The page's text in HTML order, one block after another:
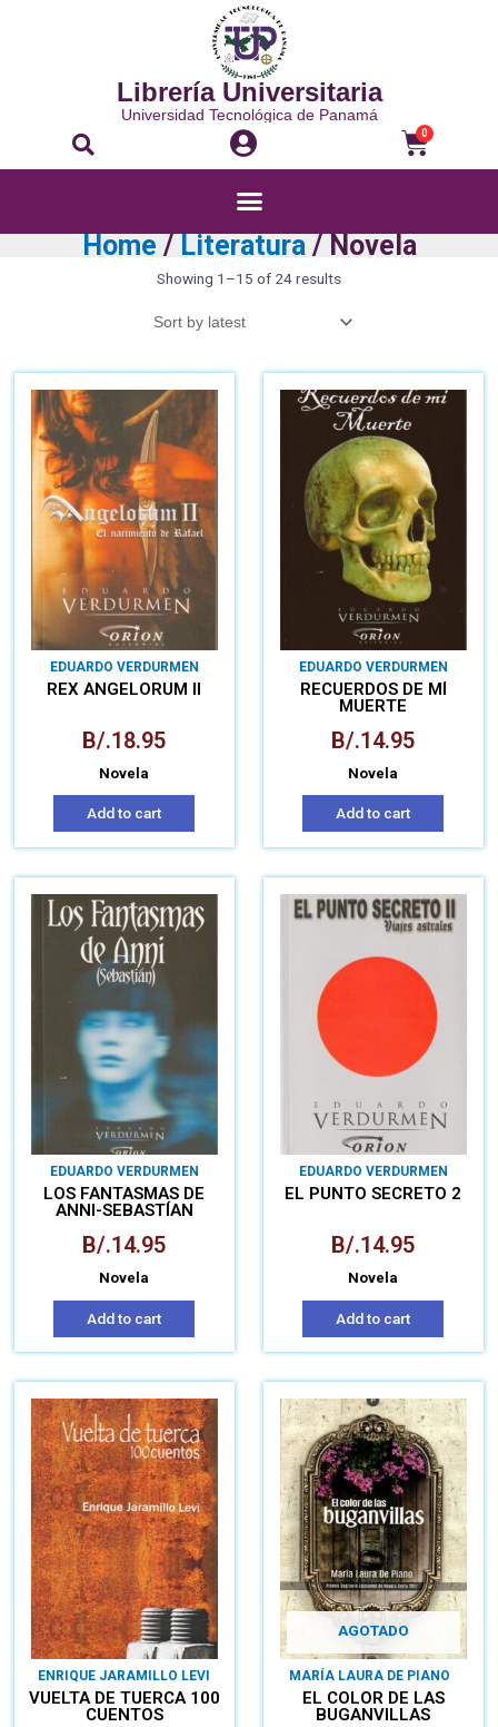
Librería Universitaria
Universidad Tecnológica de Panamá
0
Home/Literatura/ Novela
Showing 1–15 of 24 results
EDUARDO VERDURMEN
REX ANGELORUM II
B/.18.95
Novela
Add to cart
EDUARDO VERDURMEN
RECUERDOS DE MÍ
MUERTE
B/.14.95
Novela
Add to cart
EDUARDO VERDURMEN
LOS FANTASMAS DE
ANNI-SEBASTÍAN
B/.14.95
Novela
Add to cart
EDUARDO VERDURMEN
EL PUNTO SECRETO 2
B/.14.95
Novela
Add to cart
ENRIQUE JARAMILLO LEVI
VUELTA DE TUERCA 100
CUENTOS
AGOTADO
MARÍA LAURA DE PIANO
EL COLOR DE LAS
BUGANVILLAS